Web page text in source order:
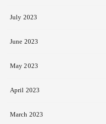
July 2023
June 2023
May 2023
April 2023
March 2023